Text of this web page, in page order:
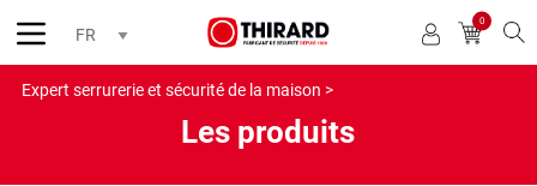
0
Expert serrurerie et sécurité de la maison >
Les produits